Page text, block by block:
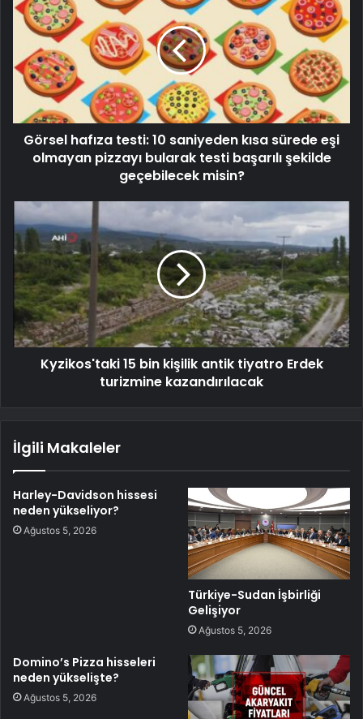
Görsel hafıza testi: 10 saniyeden kısa sürede eşi
olmayan pizzayı bularak testi başarılı şekilde
geçebilecek misin?
Kyzikos'taki 15 bin kişilik antik tiyatro Erdek
turizmine kazandırılacak
İlgili Makaleler
Harley-Davidson hissesi
neden yükseliyor?
Ağustos 5, 2026
Türkiye-Sudan İşbirliği
Gelişiyor
Ağustos 5, 2026
Domino’s Pizza hisseleri
neden yükselişte?
Ağustos 5, 2026